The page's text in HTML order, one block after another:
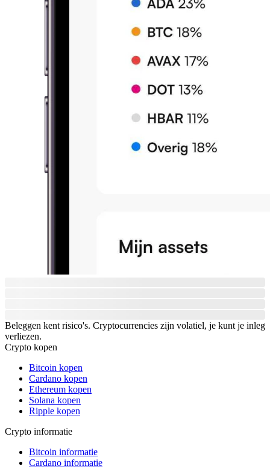
Beleggen kent risico's. Cryptocurrencies zijn volatiel, je kunt je inleg
verliezen.
Crypto kopen
Bitcoin kopen
Cardano kopen
Ethereum kopen
Solana kopen
Ripple kopen
Crypto informatie
Bitcoin informatie
Cardano informatie